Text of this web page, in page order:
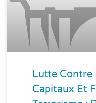
Lutte Contre
Capitaux Et